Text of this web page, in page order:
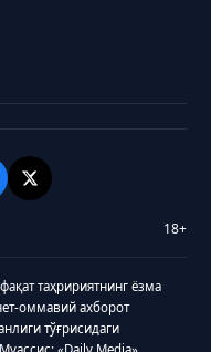
18+
таҳририятнинг ёзма
оммавий ахборот
тўғрисидаги